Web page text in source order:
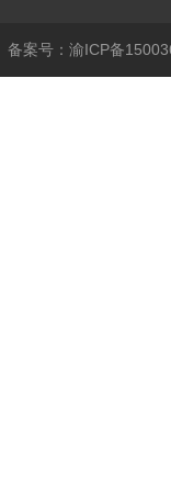
备案号：渝ICP备